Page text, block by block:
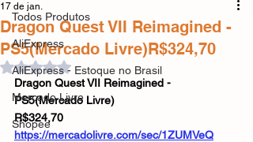
Todos Produtos
AliExpress
AliExpress - Estoque no Brasil
Mercado Livre
Shopee
Dragon Quest VII Reimagined -
PS5(Mercado Livre)R$324,70
17 de jan.
Avaliado com NaN de 5 estrelas.
Dragon Quest VII Reimagined -
PS5(Mercado Livre)
R$324,70
https://mercadolivre.com/sec/1ZUMVeQ